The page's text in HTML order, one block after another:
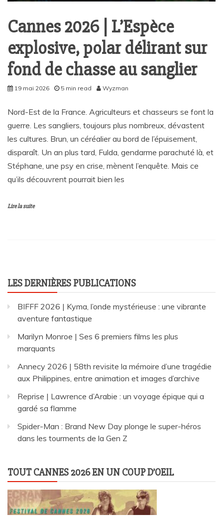
Cannes 2026 | L’Espèce
explosive, polar délirant sur
fond de chasse au sanglier
19 mai 2026 5 min read Wyzman
Nord-Est de la France. Agriculteurs et chasseurs se font la
guerre. Les sangliers, toujours plus nombreux, dévastent
les cultures. Brun, un céréalier au bord de l’épuisement,
disparaît. Un an plus tard, Fulda, gendarme parachuté là, et
Stéphane, une psy en crise, mènent l’enquête. Mais ce
qu’ils découvrent pourrait bien les
Lire la suite
LES DERNIÈRES PUBLICATIONS
BIFFF 2026 | Kyma, l’onde mystérieuse : une vibrante
aventure fantastique
Marilyn Monroe | Ses 6 premiers films les plus
marquants
Annecy 2026 | 58th revisite la mémoire d’une tragédie
aux Philippines, entre animation et images d’archive
Reprise | Lawrence d’Arabie : un voyage épique qui a
gardé sa flamme
Spider-Man : Brand New Day plonge le super-héros
dans les tourments de la Gen Z
TOUT CANNES 2026 EN UN COUP D’OEIL